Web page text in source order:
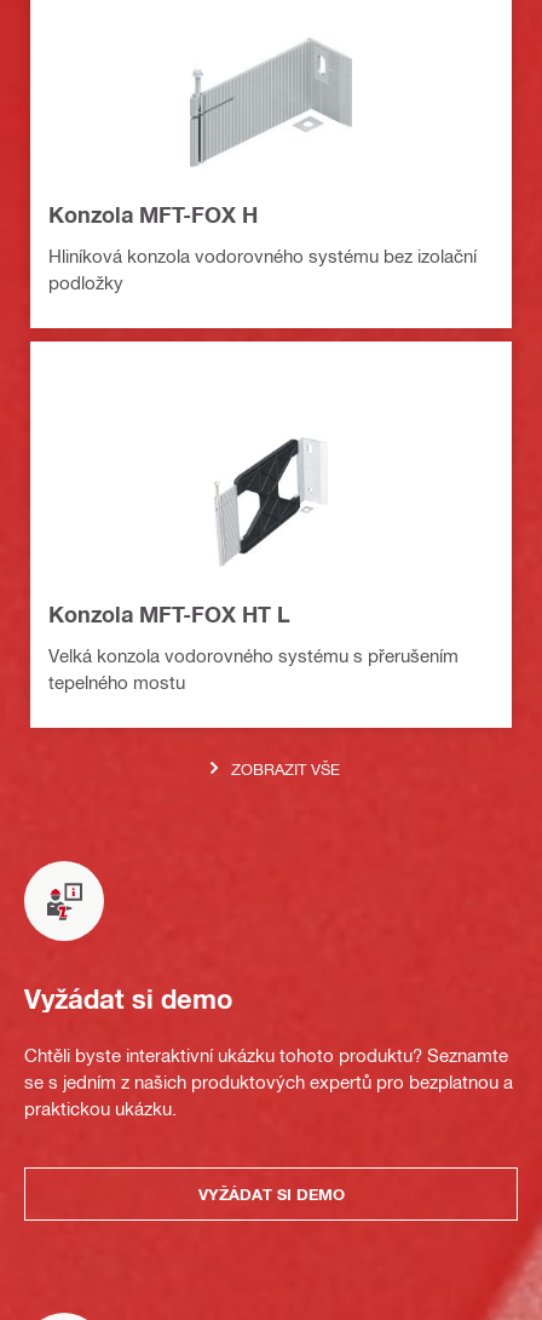
Konzola MFT-FOX H
Hliníková konzola vodorovného systému bez izolační
podložky
Konzola MFT-FOX HT L
Velká konzola vodorovného systému s přerušením
tepelného mostu
ZOBRAZIT VŠE
Vyžádat si demo
Chtěli byste interaktivní ukázku tohoto produktu? Seznamte
se s jedním z našich produktových expertů pro bezplatnou a
praktickou ukázku.
VYŽÁDAT SI DEMO